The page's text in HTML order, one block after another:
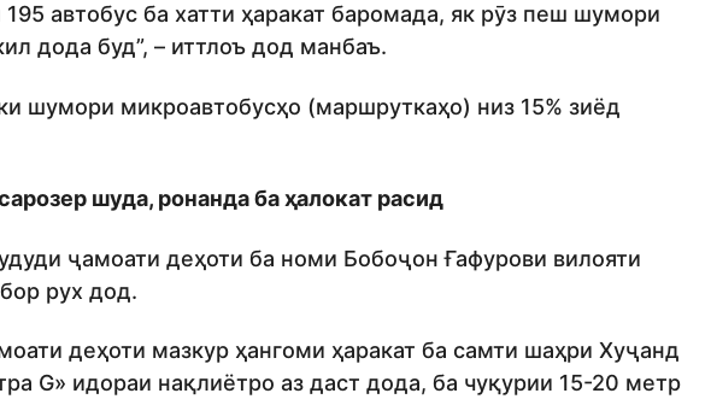
195 автобус ба хатти ҳаракат баромада, як рӯз пеш шумори
дода буд”, – иттлоъ дод манбаъ.
шумори микроавтобусҳо (маршруткаҳо) низ 15% зиёд
шуда, ронанда ба ҳалокат расид
ҷамоати деҳоти ба номи Бобоҷон Ғафурови вилояти
рух дод.
деҳоти мазкур ҳангоми ҳаракат ба самти шаҳри Хуҷанд
G» идораи нақлиётро аз даст дода, ба чуқурии 15-20 метр